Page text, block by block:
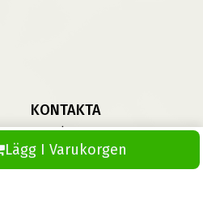
Lägg I Varukorgen
KONTAKTA
Kontakta Oss
Vinterdäck